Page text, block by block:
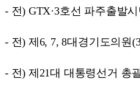
- 전) GTX·3호선 파주출발
- 전) 제6, 7, 8대경기도의원
- 전) 제21대 대통령선거 총